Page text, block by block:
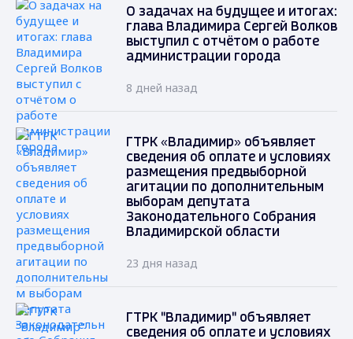
О задачах на будущее и итогах:
глава Владимира Сергей Волков
выступил с отчётом о работе
администрации города
8 дней назад
ГТРК «Владимир» объявляет
сведения об оплате и условиях
размещения предвыборной
агитации по дополнительным
выборам депутата
Законодательного Собрания
Владимирской области
23 дня назад
ГТРК "Владимир" объявляет
сведения об оплате и условиях